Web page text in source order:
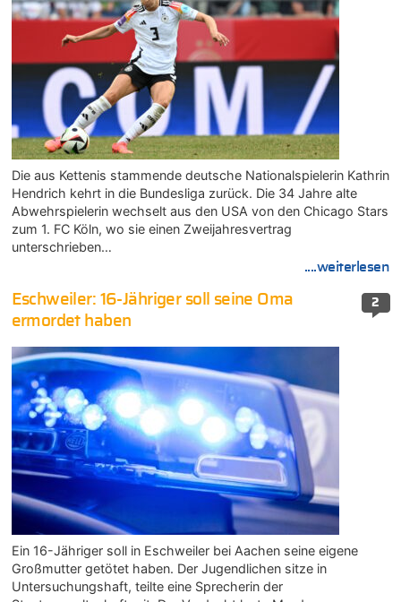
Die aus Kettenis stammende deutsche Nationalspielerin Kathrin
Hendrich kehrt in die Bundesliga zurück. Die 34 Jahre alte
Abwehrspielerin wechselt aus den USA von den Chicago Stars
zum 1. FC Köln, wo sie einen Zweijahresvertrag
unterschrieben…
....weiterlesen
2
Eschweiler: 16-Jähriger soll seine Oma
ermordet haben
Ein 16-Jähriger soll in Eschweiler bei Aachen seine eigene
Großmutter getötet haben. Der Jugendlichen sitze in
Untersuchungshaft, teilte eine Sprecherin der